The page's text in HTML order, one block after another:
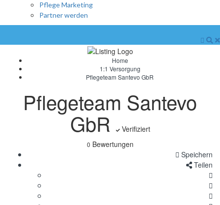
Pflege Marketing
Partner werden
Home
1:1 Versorgung
Pflegeteam Santevo GbR
Pflegeteam Santevo
GbR Verifiziert
0 Bewertungen
Speichern
Teilen